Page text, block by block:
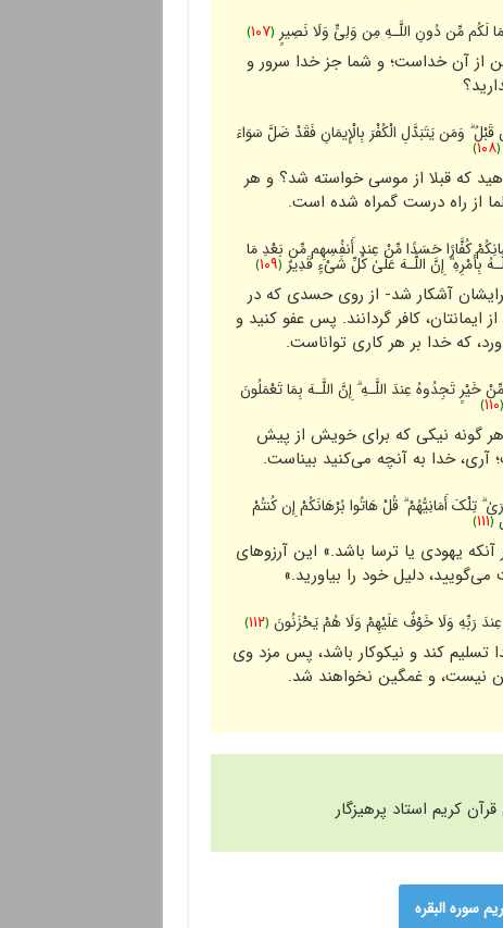
لَکُم مِّن دُونِ اللَّـهِ مِن وَلِیٍّ وَلَا نَصِیرٍ‌ ﴿١٠٧﴾
از آن خداست؛ و شما جز خدا سرور و
وَمَن یَتَبَدَّلِ الْکُفْرَ‌ بِالْإِیمَانِ فَقَدْ ضَلَّ سَوَاءَ
﴿١٠٨﴾
که قبلا از موسى خواسته شد؟ و هر
از راه درست گمراه شده است.
کُفَّارً‌ا حَسَدًا مِّنْ عِندِ أَنفُسِهِم مِّن بَعْدِ مَا
بِأَمْرِ‌هِ ۗ إِنَّ اللَّـهَ عَلَىٰ کُلِّ شَیْءٍ قَدِیرٌ‌ ﴿١٠٩﴾
آشکار شد- از روى حسدى که در
ایمانتان، کافر گردانند. پس عفو کنید و
که خدا بر هر کارى تواناست.
مِّنْ خَیْرٍ‌ تَجِدُوهُ عِندَ اللَّـهِ ۗ إِنَّ اللَّـهَ بِمَا تَعْمَلُونَ
﴿١١٠﴾
هر گونه نیکى که براى خویش از پیش
آرى، خدا به آنچه مى‌کنید بیناست.
تِلْکَ أَمَانِیُّهُمْ ۗ قُلْ هَاتُوا بُرْ‌هَانَکُمْ إِن کُنتُمْ
﴿١١١﴾
یهودى یا ترسا باشد.» این آرزوهاى
دلیل خود را بیاورید.»
رَ‌بِّهِ وَلَا خَوْفٌ عَلَیْهِمْ وَلَا هُمْ یَحْزَنُونَ ﴿١١٢﴾
تسلیم کند و نیکوکار باشد، پس مزد وى
نیست، و غمگین نخواهند شد.
کریم استاد پرهیزگار
سوره البقره